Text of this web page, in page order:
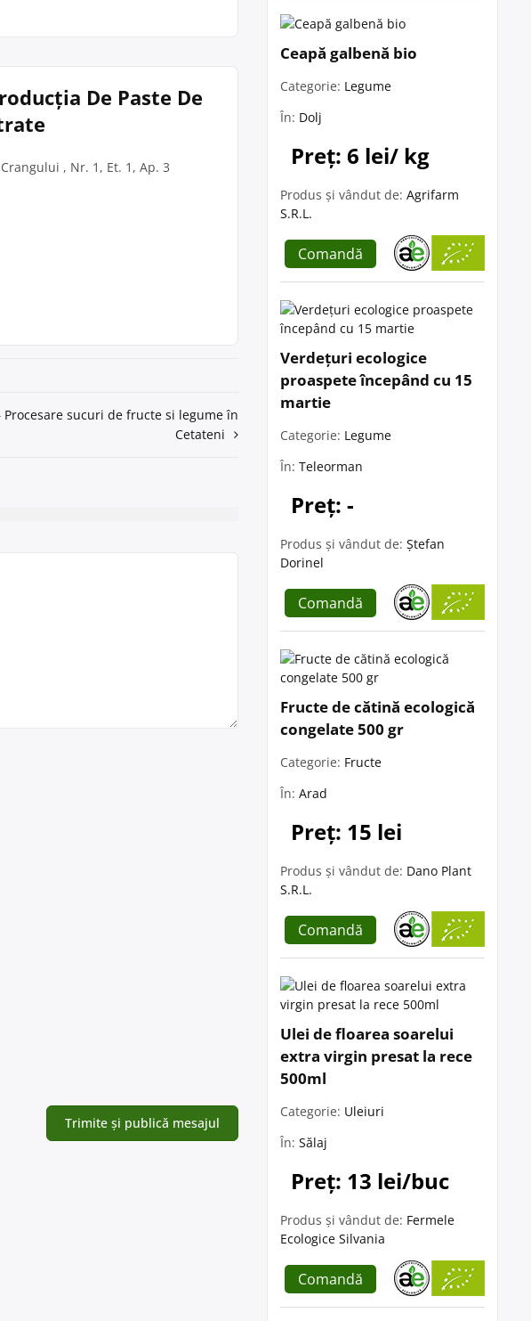
De Paste De
, Nr. 1, Et. 1, Ap. 3
Procesare sucuri de fructe si legume în
Cetateni
Ceapă galbenă bio
Categorie: Legume
În: Dolj
Preț: 6 lei/ kg
Produs și vândut de: Agrifarm
S.R.L.
Comandă
Verdețuri ecologice
proaspete începând cu 15
martie
Categorie: Legume
În: Teleorman
Preț: -
Produs și vândut de: Ștefan
Dorinel
Comandă
Fructe de cătină ecologică
congelate 500 gr
Categorie: Fructe
În: Arad
Preț: 15 lei
Produs și vândut de: Dano Plant
S.R.L.
Comandă
Ulei de floarea soarelui
extra virgin presat la rece
500ml
Categorie: Uleiuri
În: Sălaj
Preț: 13 lei/buc
Produs și vândut de: Fermele
Ecologice Silvania
Comandă